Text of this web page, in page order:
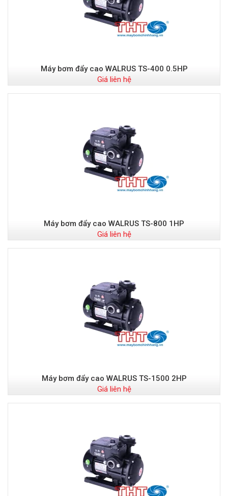
Máy bơm đẩy cao WALRUS TS-400 0.5HP
Giá liên hệ
Máy bơm đẩy cao WALRUS TS-800 1HP
Giá liên hệ
Máy bơm đẩy cao WALRUS TS-1500 2HP
Giá liên hệ